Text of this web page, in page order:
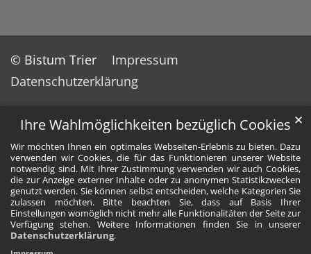
Ihre Wahlmöglichkeiten bezüglich Cookies
Wir möchten Ihnen ein optimales Webseiten-Erlebnis zu bieten. Dazu
verwenden wir Cookies, die für das Funktionieren unserer Website
notwendig sind. Mit Ihrer Zustimmung verwenden wir auch Cookies,
die zur Anzeige externer Inhalte oder zu anonymen Statistikzwecken
genutzt werden. Sie können selbst entscheiden, welche Kategorien Sie
zulassen möchten. Bitte beachten Sie, dass auf Basis Ihrer
Einstellungen womöglich nicht mehr alle Funktionalitäten der Seite zur
Verfügung stehen. Weitere Informationen finden Sie in unserer
Datenschutzerklärung.
✕
© Bistum Trier
Impressum
Datenschutzerklärung